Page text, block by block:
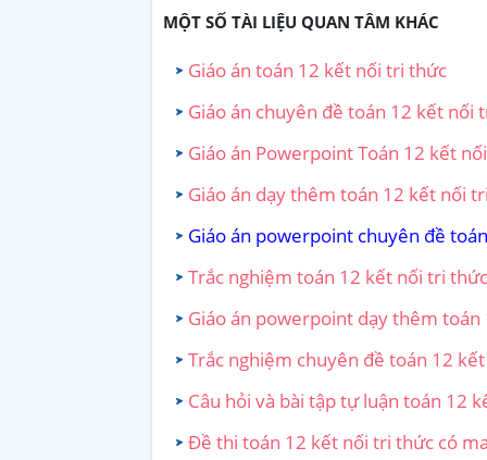
MỘT SỐ TÀI LIỆU QUAN TÂM KHÁC
Giáo án toán 12 kết nối tri thức
Giáo án chuyên đề toán 12 kết nối
Giáo án Powerpoint Toán 12 kết
Giáo án dạy thêm toán 12 kết nối
Giáo án powerpoint chuyên đề
Trắc nghiệm toán 12 kết nối tri thức
Giáo án powerpoint dạy thêm
Trắc nghiệm chuyên đề toán 12
Câu hỏi và bài tập tự luận toán 12
Đề thi toán 12 kết nối tri thức có